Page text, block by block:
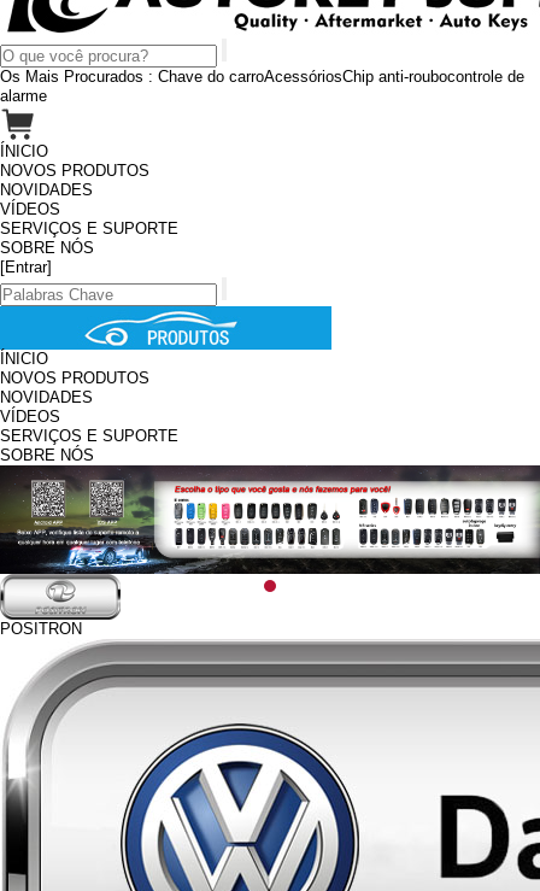
Os Mais Procurados : Chave do carroAcessóriosChip anti-roubocontrole de
alarme
ÍNICIO
NOVOS PRODUTOS
NOVIDADES
VÍDEOS
SERVIÇOS E SUPORTE
SOBRE NÓS
[Entrar]
ÍNICIO
NOVOS PRODUTOS
NOVIDADES
VÍDEOS
SERVIÇOS E SUPORTE
SOBRE NÓS
POSITRON